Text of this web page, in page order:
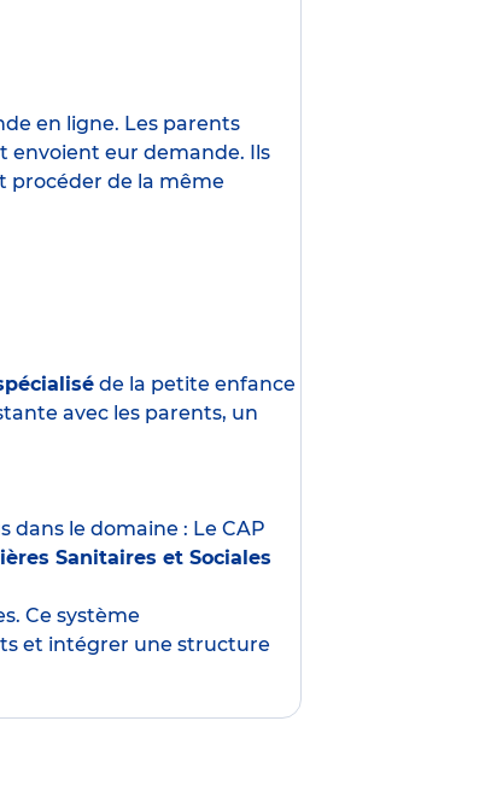
en ligne. Les parents
envoient eur demande. Ils
procéder de la même
de la petite enfance
avec les parents, un
dans le domaine : Le CAP
Sanitaires et Sociales
Ce système
et intégrer une structure